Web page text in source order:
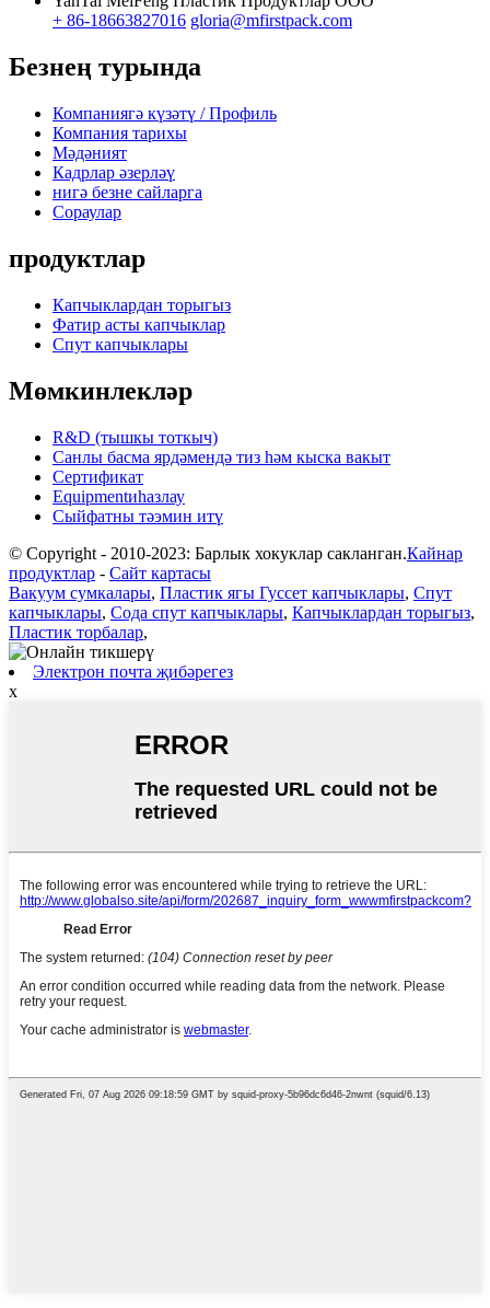
+ 86-18663827016 gloria@mfirstpack.com
Безнең турында
Компаниягә күзәтү / Профиль
Компания тарихы
Мәдәният
Кадрлар әзерләү
нигә безне сайларга
Сораулар
продуктлар
Капчыклардан торыгыз
Фатир асты капчыклар
Спут капчыклары
Мөмкинлекләр
R&D (тышкы тоткыч)
Санлы басма ярдәмендә тиз һәм кыска вакыт
Сертификат
Equipmentиһазлау
Сыйфатны тәэмин итү
© Copyright - 2010-2023: Барлык хокуклар сакланган.Кайнар
продуктлар - Сайт картасы
Вакуум сумкалары, Пластик ягы Гуссет капчыклары, Спут
капчыклары, Сода спут капчыклары, Капчыклардан торыгыз,
Пластик торбалар,
Электрон почта җибәрегез
x